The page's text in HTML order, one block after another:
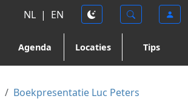
NL | EN
Agenda Locaties Tips
Boek­pre­sen­ta­tie Luc Peters